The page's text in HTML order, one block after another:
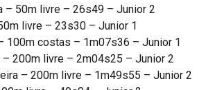
– 50m livre – 26s49 – Junior 2
livre – 23s30 – Junior 1
100m costas – 1m07s36 – Junior 1
– 200m livre – 2m04s25 – Junior 2
– 200m livre – 1m49s55 – Junior 2